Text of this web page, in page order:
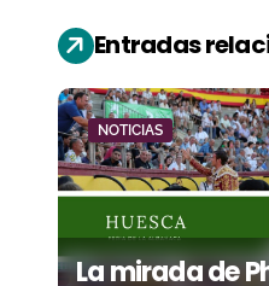
i
ó
n
d
e
Entradas
NOTICIAS
La mirada de